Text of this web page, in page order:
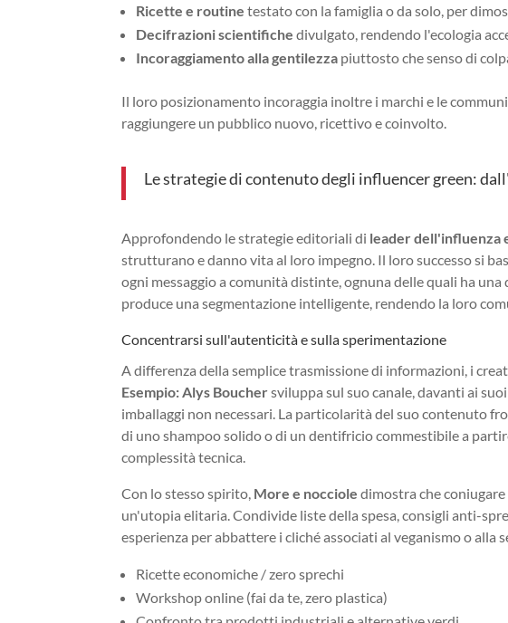
Ricette e routine testato con la famiglia o da solo, per
Decifrazioni scientifiche divulgato, rendendo l'ecologia
Incoraggiamento alla gentilezza piuttosto che senso di
Il loro posizionamento incoraggia inoltre i marchi e le
raggiungere un pubblico nuovo, ricettivo e coinvolto.
Le strategie di contenuto degli influencer green:
Approfondendo le strategie editoriali di leader dell'influenza
strutturano e danno vita al loro impegno. Il loro successo si
ogni messaggio a comunità distinte, ognuna delle quali ha
produce una segmentazione intelligente, rendendo la loro
Concentrarsi sull'autenticità e sulla sperimentazione
A differenza della semplice trasmissione di informazioni, i
Esempio: Alys Bouchersviluppa sul suo canale, davanti ai
imballaggi non necessari. La particolarità del suo contenuto
di uno shampoo solido o di un dentifricio commestibile a
complessità tecnica.
Con lo stesso spirito, More e nocciole dimostra che
un'utopia elitaria. Condivide liste della spesa, consigli anti-
esperienza per abbattere i cliché associati al veganismo o alla
Ricette economiche / zero sprechi
Workshop online (fai da te, zero plastica)